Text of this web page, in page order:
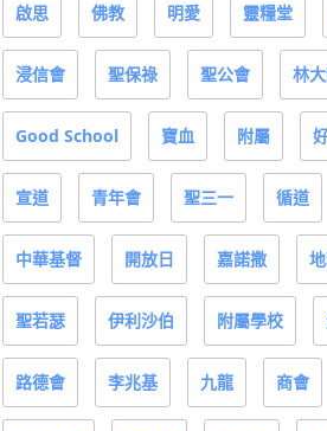
啟思 佛教 明愛 靈糧堂
浸信會 聖保祿 聖公會 林
Good School 寶血 附屬
宣道 青年會 聖三一 循道
中華基督 開放日 嘉諾撒
聖若瑟 伊利沙伯 附屬學校
路德會 李兆基 九龍 商會